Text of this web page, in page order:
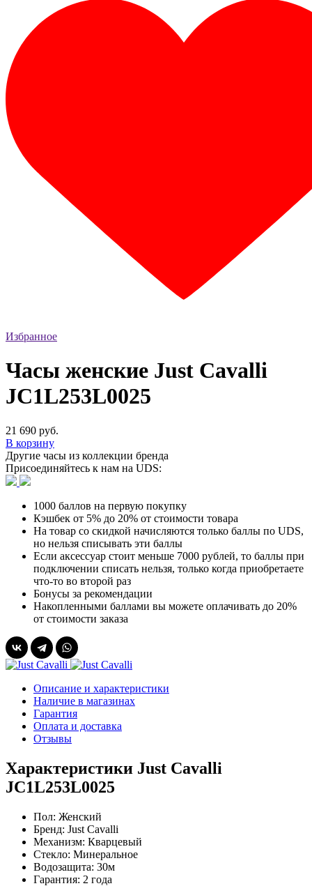
Избранное
Часы женские Just Cavalli
JC1L253L0025
21 690 руб.
В корзину
Другие часы из коллекции бренда
Присоединяйтесь к нам на UDS:
1000 баллов на первую покупку
Кэшбек от 5% до 20% от стоимости товара
На товар со скидкой начисляются только баллы по UDS,
но нельзя списывать эти баллы
Если аксессуар стоит меньше 7000 рублей, то баллы при
подключении списать нельзя, только когда приобретаете
что-то во второй раз
Бонусы за рекомендации
Накопленными баллами вы можете оплачивать до 20%
от стоимости заказа
Описание и характеристики
Наличие в магазинах
Гарантия
Оплата и доставка
Отзывы
Характеристики Just Cavalli
JC1L253L0025
Пол: Женский
Бренд: Just Cavalli
Механизм: Кварцевый
Стекло: Минеральное
Водозащита: 30м
Гарантия: 2 года